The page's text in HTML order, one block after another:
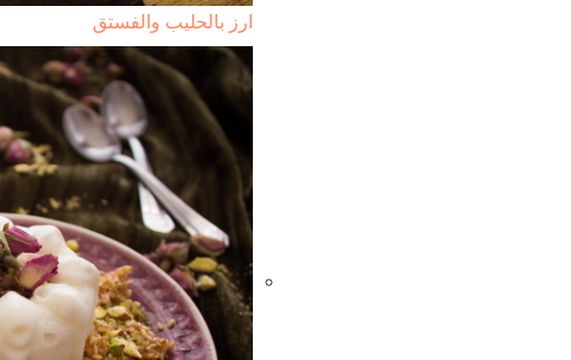
ارز بالحليب والفستق